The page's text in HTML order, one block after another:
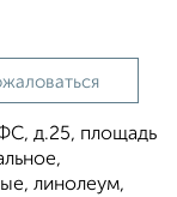
д.25, площадь
линолеум,